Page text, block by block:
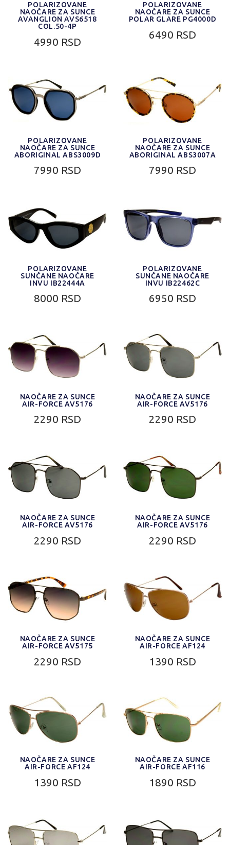
POLARIZOVANE
NAOČARE ZA SUNCE
AVANGLION AVS6518
COL.50-4P
4990 RSD
POLARIZOVANE
NAOČARE ZA SUNCE
POLAR GLARE PG4000D
6490 RSD
POLARIZOVANE
NAOČARE ZA SUNCE
ABORIGINAL ABS3009D
7990 RSD
POLARIZOVANE
NAOČARE ZA SUNCE
ABORIGINAL ABS3007A
7990 RSD
POLARIZOVANE
SUNČANE NAOČARE
INVU IB22444A
8000 RSD
POLARIZOVANE
SUNČANE NAOČARE
INVU IB22462C
6950 RSD
NAOČARE ZA SUNCE
AIR-FORCE AV5176
2290 RSD
NAOČARE ZA SUNCE
AIR-FORCE AV5176
2290 RSD
NAOČARE ZA SUNCE
AIR-FORCE AV5176
2290 RSD
NAOČARE ZA SUNCE
AIR-FORCE AV5176
2290 RSD
NAOČARE ZA SUNCE
AIR-FORCE AV5175
2290 RSD
NAOČARE ZA SUNCE
AIR-FORCE AF124
1390 RSD
NAOČARE ZA SUNCE
AIR-FORCE AF124
1390 RSD
NAOČARE ZA SUNCE
AIR-FORCE AF116
1890 RSD